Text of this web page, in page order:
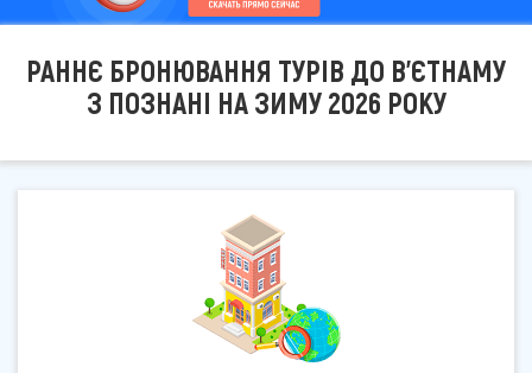
РАННЄ БРОНЮВАННЯ ТУРІВ ДО В'ЄТНАМУ
З ПОЗНАНІ НА ЗИМУ 2026 РОКУ